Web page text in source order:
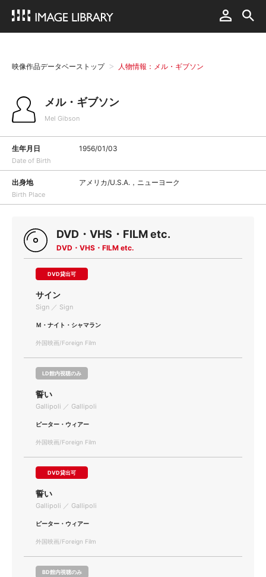
映像作品データベーストップ 人物情報：メル・ギブソン
メル・ギブソン
Mel Gibson
生年月日
Date of Birth
1956/01/03
出身地
Birth Place
アメリカ/U.S.A.，ニューヨーク
DVD・VHS・FILM etc.
DVD・VHS・FILM etc.
DVD貸出可
サイン
Sign ／ Sign
Ｍ・ナイト・シャマラン
外国映画/Foreign Film
LD館内視聴のみ
誓い
Gallipoli ／ Gallipoli
ピーター・ウィアー
外国映画/Foreign Film
DVD貸出可
誓い
Gallipoli ／ Gallipoli
ピーター・ウィアー
外国映画/Foreign Film
BD館内視聴のみ